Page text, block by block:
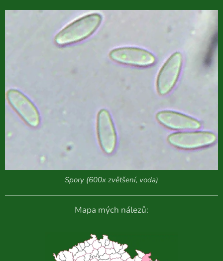
Spory (600x zvětšení, voda)
Mapa mých nálezů: